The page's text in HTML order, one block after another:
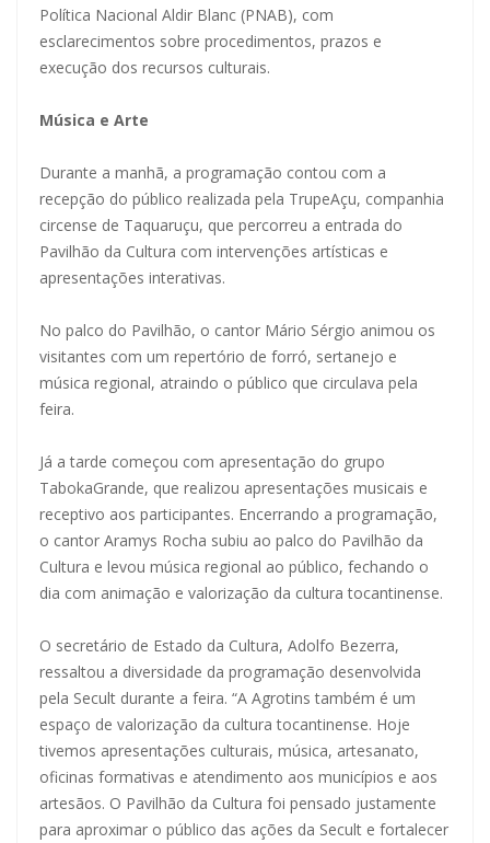
Política Nacional Aldir Blanc (PNAB), com
esclarecimentos sobre procedimentos, prazos e
execução dos recursos culturais.
Música e Arte
Durante a manhã, a programação contou com a
recepção do público realizada pela TrupeAçu, companhia
circense de Taquaruçu, que percorreu a entrada do
Pavilhão da Cultura com intervenções artísticas e
apresentações interativas.
No palco do Pavilhão, o cantor Mário Sérgio animou os
visitantes com um repertório de forró, sertanejo e
música regional, atraindo o público que circulava pela
feira.
Já a tarde começou com apresentação do grupo
TabokaGrande, que realizou apresentações musicais e
receptivo aos participantes. Encerrando a programação,
o cantor Aramys Rocha subiu ao palco do Pavilhão da
Cultura e levou música regional ao público, fechando o
dia com animação e valorização da cultura tocantinense.
O secretário de Estado da Cultura, Adolfo Bezerra,
ressaltou a diversidade da programação desenvolvida
pela Secult durante a feira. “A Agrotins também é um
espaço de valorização da cultura tocantinense. Hoje
tivemos apresentações culturais, música, artesanato,
oficinas formativas e atendimento aos municípios e aos
artesãos. O Pavilhão da Cultura foi pensado justamente
para aproximar o público das ações da Secult e fortalecer